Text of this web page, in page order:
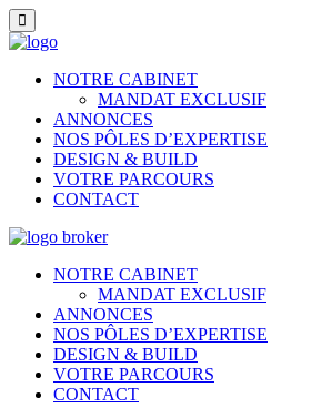
NOTRE CABINET
MANDAT EXCLUSIF
ANNONCES
NOS PÔLES D’EXPERTISE
DESIGN & BUILD
VOTRE PARCOURS
CONTACT
NOTRE CABINET
MANDAT EXCLUSIF
ANNONCES
NOS PÔLES D’EXPERTISE
DESIGN & BUILD
VOTRE PARCOURS
CONTACT